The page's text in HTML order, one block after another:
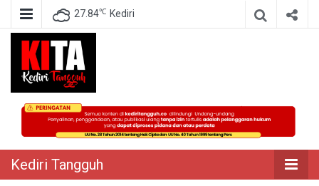
27.84℃ Kediri
Kediri Tangguh
Berita Akurat Terpercaya
Kediri Tangguh